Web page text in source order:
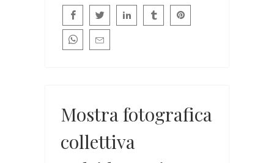
Mostra fotografica
collettiva